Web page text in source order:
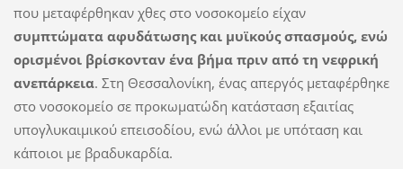
που μεταφέρθηκαν χθες στο νοσοκομείο είχαν
συμπτώματα αφυδάτωσης και μυϊκούς σπασμούς, ενώ
ορισμένοι βρίσκονταν ένα βήμα πριν από τη νεφρική
ανεπάρκεια. Στη Θεσσαλονίκη, ένας απεργός μεταφέρθηκε
στο νοσοκομείο σε προκωματώδη κατάσταση εξαιτίας
υπογλυκαιμικού επεισοδίου, ενώ άλλοι με υπόταση και
κάποιοι με βραδυκαρδία.